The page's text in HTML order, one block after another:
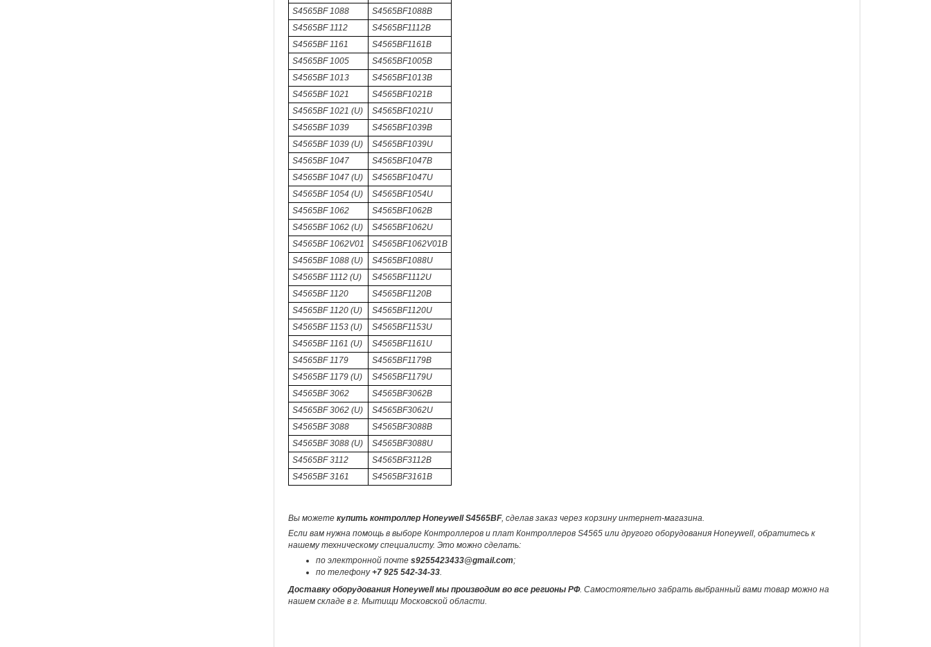
S4565BF 1088
S4565BF1088B
S4565BF 1112
S4565BF1112B
S4565BF 1161
S4565BF1161B
S4565BF 1005
S4565BF1005B
S4565BF 1013
S4565BF1013B
S4565BF 1021
S4565BF1021B
S4565BF 1021 (U)
S4565BF1021U
S4565BF 1039
S4565BF1039B
S4565BF 1039 (U)
S4565BF1039U
S4565BF 1047
S4565BF1047B
S4565BF 1047 (U)
S4565BF1047U
S4565BF 1054 (U)
S4565BF1054U
S4565BF 1062
S4565BF1062B
S4565BF 1062 (U)
S4565BF1062U
S4565BF 1062V01
S4565BF1062V01B
S4565BF 1088 (U)
S4565BF1088U
S4565BF 1112 (U)
S4565BF1112U
S4565BF 1120
S4565BF1120B
S4565BF 1120 (U)
S4565BF1120U
S4565BF 1153 (U)
S4565BF1153U
S4565BF 1161 (U)
S4565BF1161U
S4565BF 1179
S4565BF1179B
S4565BF 1179 (U)
S4565BF1179U
S4565BF 3062
S4565BF3062B
S4565BF 3062 (U)
S4565BF3062U
S4565BF 3088
S4565BF3088B
S4565BF 3088 (U)
S4565BF3088U
S4565BF 3112
S4565BF3112B
S4565BF 3161
S4565BF3161B
Вы можете купить контроллер Honeywell S4565BF, сделав заказ через корзину интернет-магазина.
Если вам нужна помощь в выборе Контроллеров и плат Контроллеров S4565 или другого оборудования Honeywell, обратитесь к
нашему техническому специалисту. Это можно сделать:
по электронной почте s9255423433@gmail.com;
по телефону+7 925 542-34-33.
Доставку оборудования Honeywell мы производим во все регионы РФ. Самостоятельно забрать выбранный вами товар можно на
нашем складе в г. Мытищи Московской области.